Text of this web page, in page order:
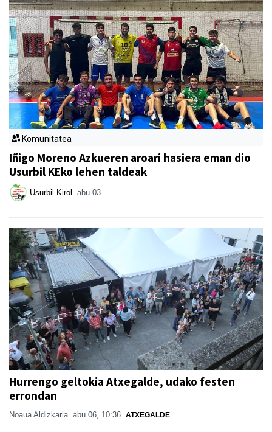
Komunitatea
Iñigo Moreno Azkueren aroari hasiera eman dio
Usurbil KEko lehen taldeak
Usurbil Kirol abu 03
Hurrengo geltokia Atxegalde, udako festen
errondan
Noaua Aldizkaria abu 06, 10:36 ATXEGALDE